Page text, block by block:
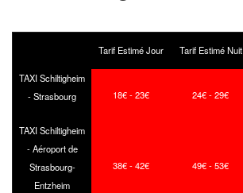
Tarif Estimé Jour Tarif Estimé Nuit
TAXI Schiltigheim
- Strasbourg
18€ - 23€ 24€ - 29€
TAXI Schiltigheim
- Aéroport de
Strasbourg-
Entzheim
38€ - 42€ 49€ - 53€